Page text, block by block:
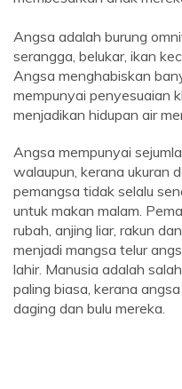
Angsa adalah burung
serangga, belukar, ikan
Angsa menghabiskan
mempunyai penyesuaian
menjadikan hidupan air
Angsa mempunyai
walaupun, kerana ukuran
pemangsa tidak selalu
untuk makan malam.
rubah, anjing liar, rakun
menjadi mangsa telur
lahir. Manusia adalah
paling biasa, kerana
daging dan bulu mereka.